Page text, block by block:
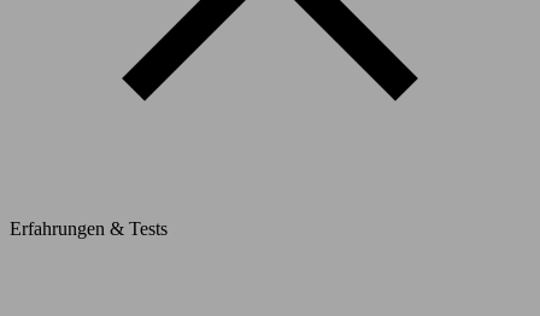
Erfahrungen & Tests